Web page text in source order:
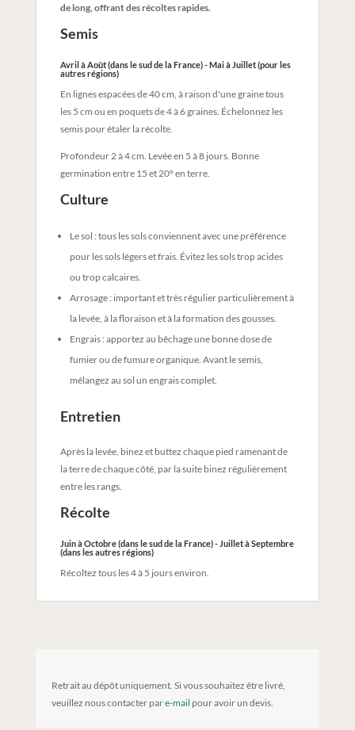
de long, offrant des récoltes rapides.
Semis
Avril à Août (dans le sud de la France) - Mai à Juillet (pour les
autres régions)
En lignes espacées de 40 cm, à raison d'une graine tous
les 5 cm ou en poquets de 4 à 6 graines. Échelonnez les
semis pour étaler la récolte.
Profondeur 2 à 4 cm. Levée en 5 à 8 jours. Bonne
germination entre 15 et 20° en terre.
Culture
Le sol : tous les sols conviennent avec une préférence
pour les sols légers et frais. Évitez les sols trop acides
ou trop calcaires.
Arrosage : important et très régulier particulièrement à
la levée, à la floraison et à la formation des gousses.
Engrais : apportez au bêchage une bonne dose de
fumier ou de fumure organique. Avant le semis,
mélangez au sol un engrais complet.
Entretien
Après la levée, binez et buttez chaque pied ramenant de
la terre de chaque côté, par la suite binez régulièrement
entre les rangs.
Récolte
Juin à Octobre (dans le sud de la France) - Juillet à Septembre
(dans les autres régions)
Récoltez tous les 4 à 5 jours environ.
Retrait au dépôt uniquement. Si vous souhaitez être livré,
veuillez nous contacter pare-mail pour avoir un devis.